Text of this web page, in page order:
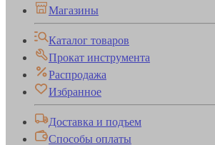
Магазины
Каталог товаров
Прокат инструмента
Распродажа
Избранное
Доставка и подъем
Способы оплаты